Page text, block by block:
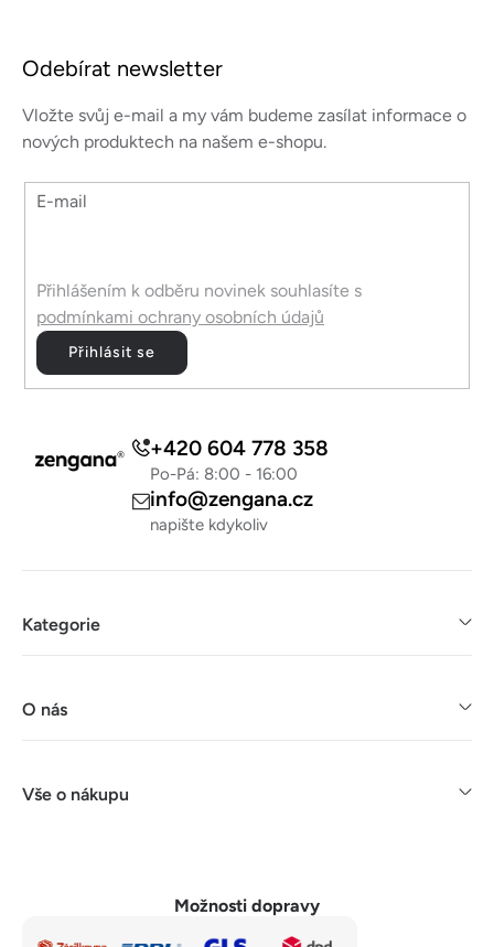
Odebírat newsletter
Vložte svůj e-mail a my vám budeme zasílat informace o
nových produktech na našem e-shopu.
E-mail
Přihlášením k odběru novinek souhlasíte s
podmínkami ochrany osobních údajů
Přihlásit se
+420 604 778 358
Po-Pá: 8:00 - 16:00
info@zengana.cz
napište kdykoliv
Kategorie
O nás
Vše o nákupu
Možnosti dopravy